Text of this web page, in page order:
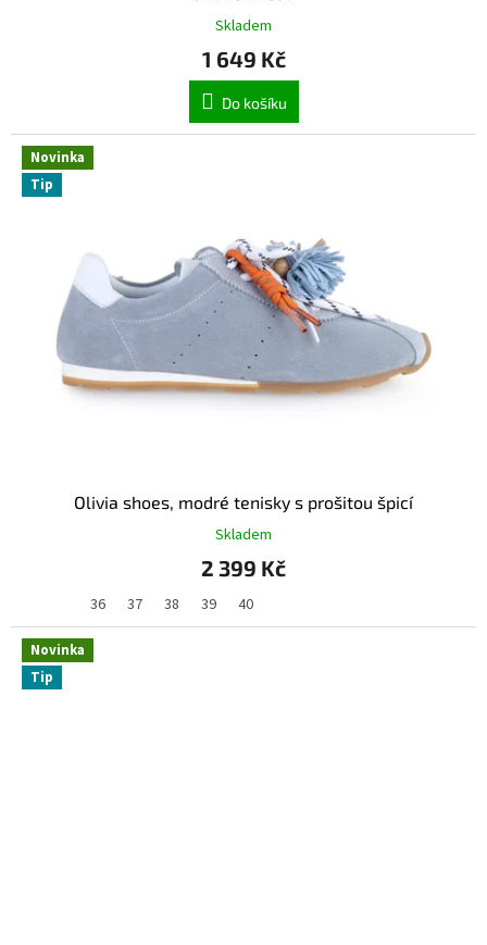
Skladem
1 649 Kč
Do košíku
Novinka
Tip
Olivia shoes, modré tenisky s prošitou špicí
Skladem
2 399 Kč
36 37 38 39 40
Novinka
Tip